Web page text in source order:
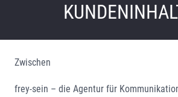
Zwischen
frey-sein – die Agentur für